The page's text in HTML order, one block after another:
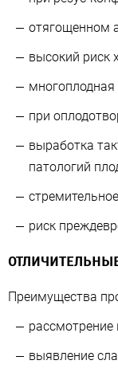
отягощенном
высокий риск
при
выработка
патологий
риск
Преимущества
выявление